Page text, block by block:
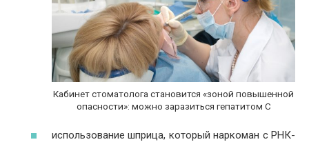
Кабинет стоматолога становится «зоной повышенной
опасности»: можно заразиться гепатитом С
использование шприца, который наркоман с РНК-